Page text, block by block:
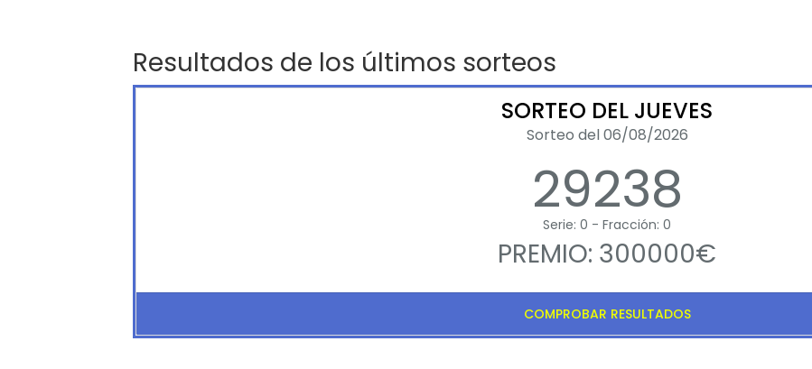
Resultados de los últimos sorteos
SORTEO DEL JUEVES
Sorteo del 06/08/2026
29238
Serie: 0 - Fracción: 0
PREMIO: 300000€
COMPROBAR RESULTADOS